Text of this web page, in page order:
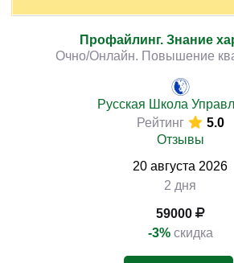
Профайлинг. Знание
Очно/Онлайн. Повышение
Русская Школа
Рейтинг
5.0
Отзывы
20 августа 2026
2 дня
59000
-3% скидка